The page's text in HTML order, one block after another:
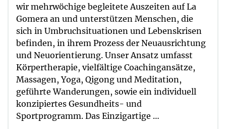
wir mehrwöchige begleitete Auszeiten auf La
Gomera an und unterstützen Menschen, die
sich in Umbruchsituationen und Lebenskrisen
befinden, in ihrem Prozess der Neuausrichtung
und Neuorientierung. Unser Ansatz umfasst
Körpertherapie, vielfältige Coachingansätze,
Massagen, Yoga, Qigong und Meditation,
geführte Wanderungen, sowie ein individuell
konzipiertes Gesundheits- und
Sportprogramm. Das Einzigartige …